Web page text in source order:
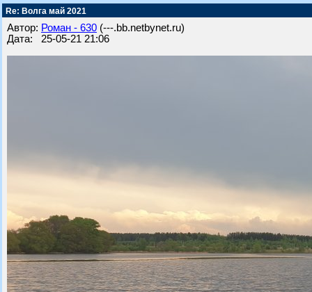
Re: Волга май 2021
Автор: Роман - 630 (---.bb.netbynet.ru)
Дата: 25-05-21 21:06